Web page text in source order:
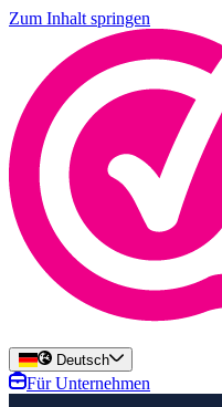
Zum Inhalt springen
Deutsch
Für Unternehmen